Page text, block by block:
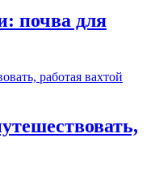
почва для